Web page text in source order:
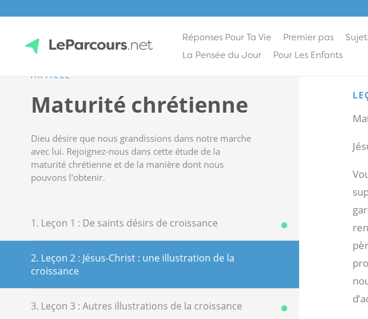
Réponses Pour Ta Vie Premier pas
La Pensée du Jour
Pour Les Enfants
ARTICLE
Maturité chrétienne
Dieu désire que nous grandissions dans notre marche
avec lui. Rejoignez-nous dans cette étude de la
maturité chrétienne et de la manière dont nous
pouvons l'obtenir.
1. Leçon 1 : De saints désirs de croissance
2. Leçon 2 : Jésus-Christ : une illustration de la
croissance
3. Leçon 3 : Autres illustrations de la croissance